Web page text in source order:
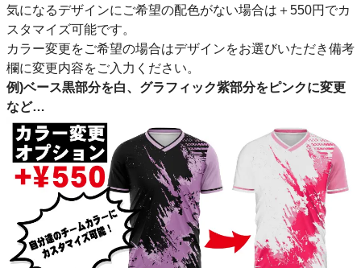
気になるデザインにご希望の配色がない場合は＋550円でカ
スタマイズ可能です。
カラー変更をご希望の場合はデザインをお選びいただき備考
欄に変更内容をご入力ください。
例)ベース黒部分を白、グラフィック紫部分をピンクに変更
など…